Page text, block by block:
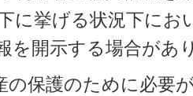
に挙げる状況下にお
を開示する場合があ
の保護のために必要